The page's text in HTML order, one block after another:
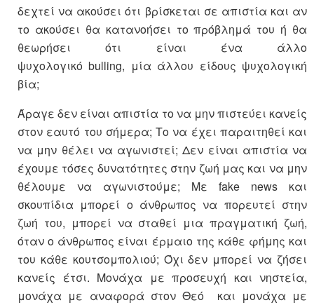
δεχτεί να ακούσει ότι βρίσκεται σε απιστία και αν
το ακούσει θα κατανοήσει το πρόβλημά του ή θα
θεωρήσει ότι είναι ένα άλλο
ψυχολογικό bulling, μία άλλου είδους ψυχολογική
βία;
Άραγε δεν είναι απιστία το να μην πιστεύει κανείς
στον εαυτό του σήμερα; Το να έχει παραιτηθεί και
να μην θέλει να αγωνιστεί; Δεν είναι απιστία να
έχουμε τόσες δυνατότητες στην ζωή μας και να μην
θέλουμε να αγωνιστούμε; Με fake news και
σκουπίδια μπορεί ο άνθρωπος να πορευτεί στην
ζωή του, μπορεί να σταθεί μια πραγματική ζωή,
όταν ο άνθρωπος είναι έρμαιο της κάθε φήμης και
του κάθε κουτσομπολιού; Όχι δεν μπορεί να ζήσει
κανείς έτσι. Μονάχα με προσευχή και νηστεία,
μονάχα με αναφορά στον Θεό και μονάχα με